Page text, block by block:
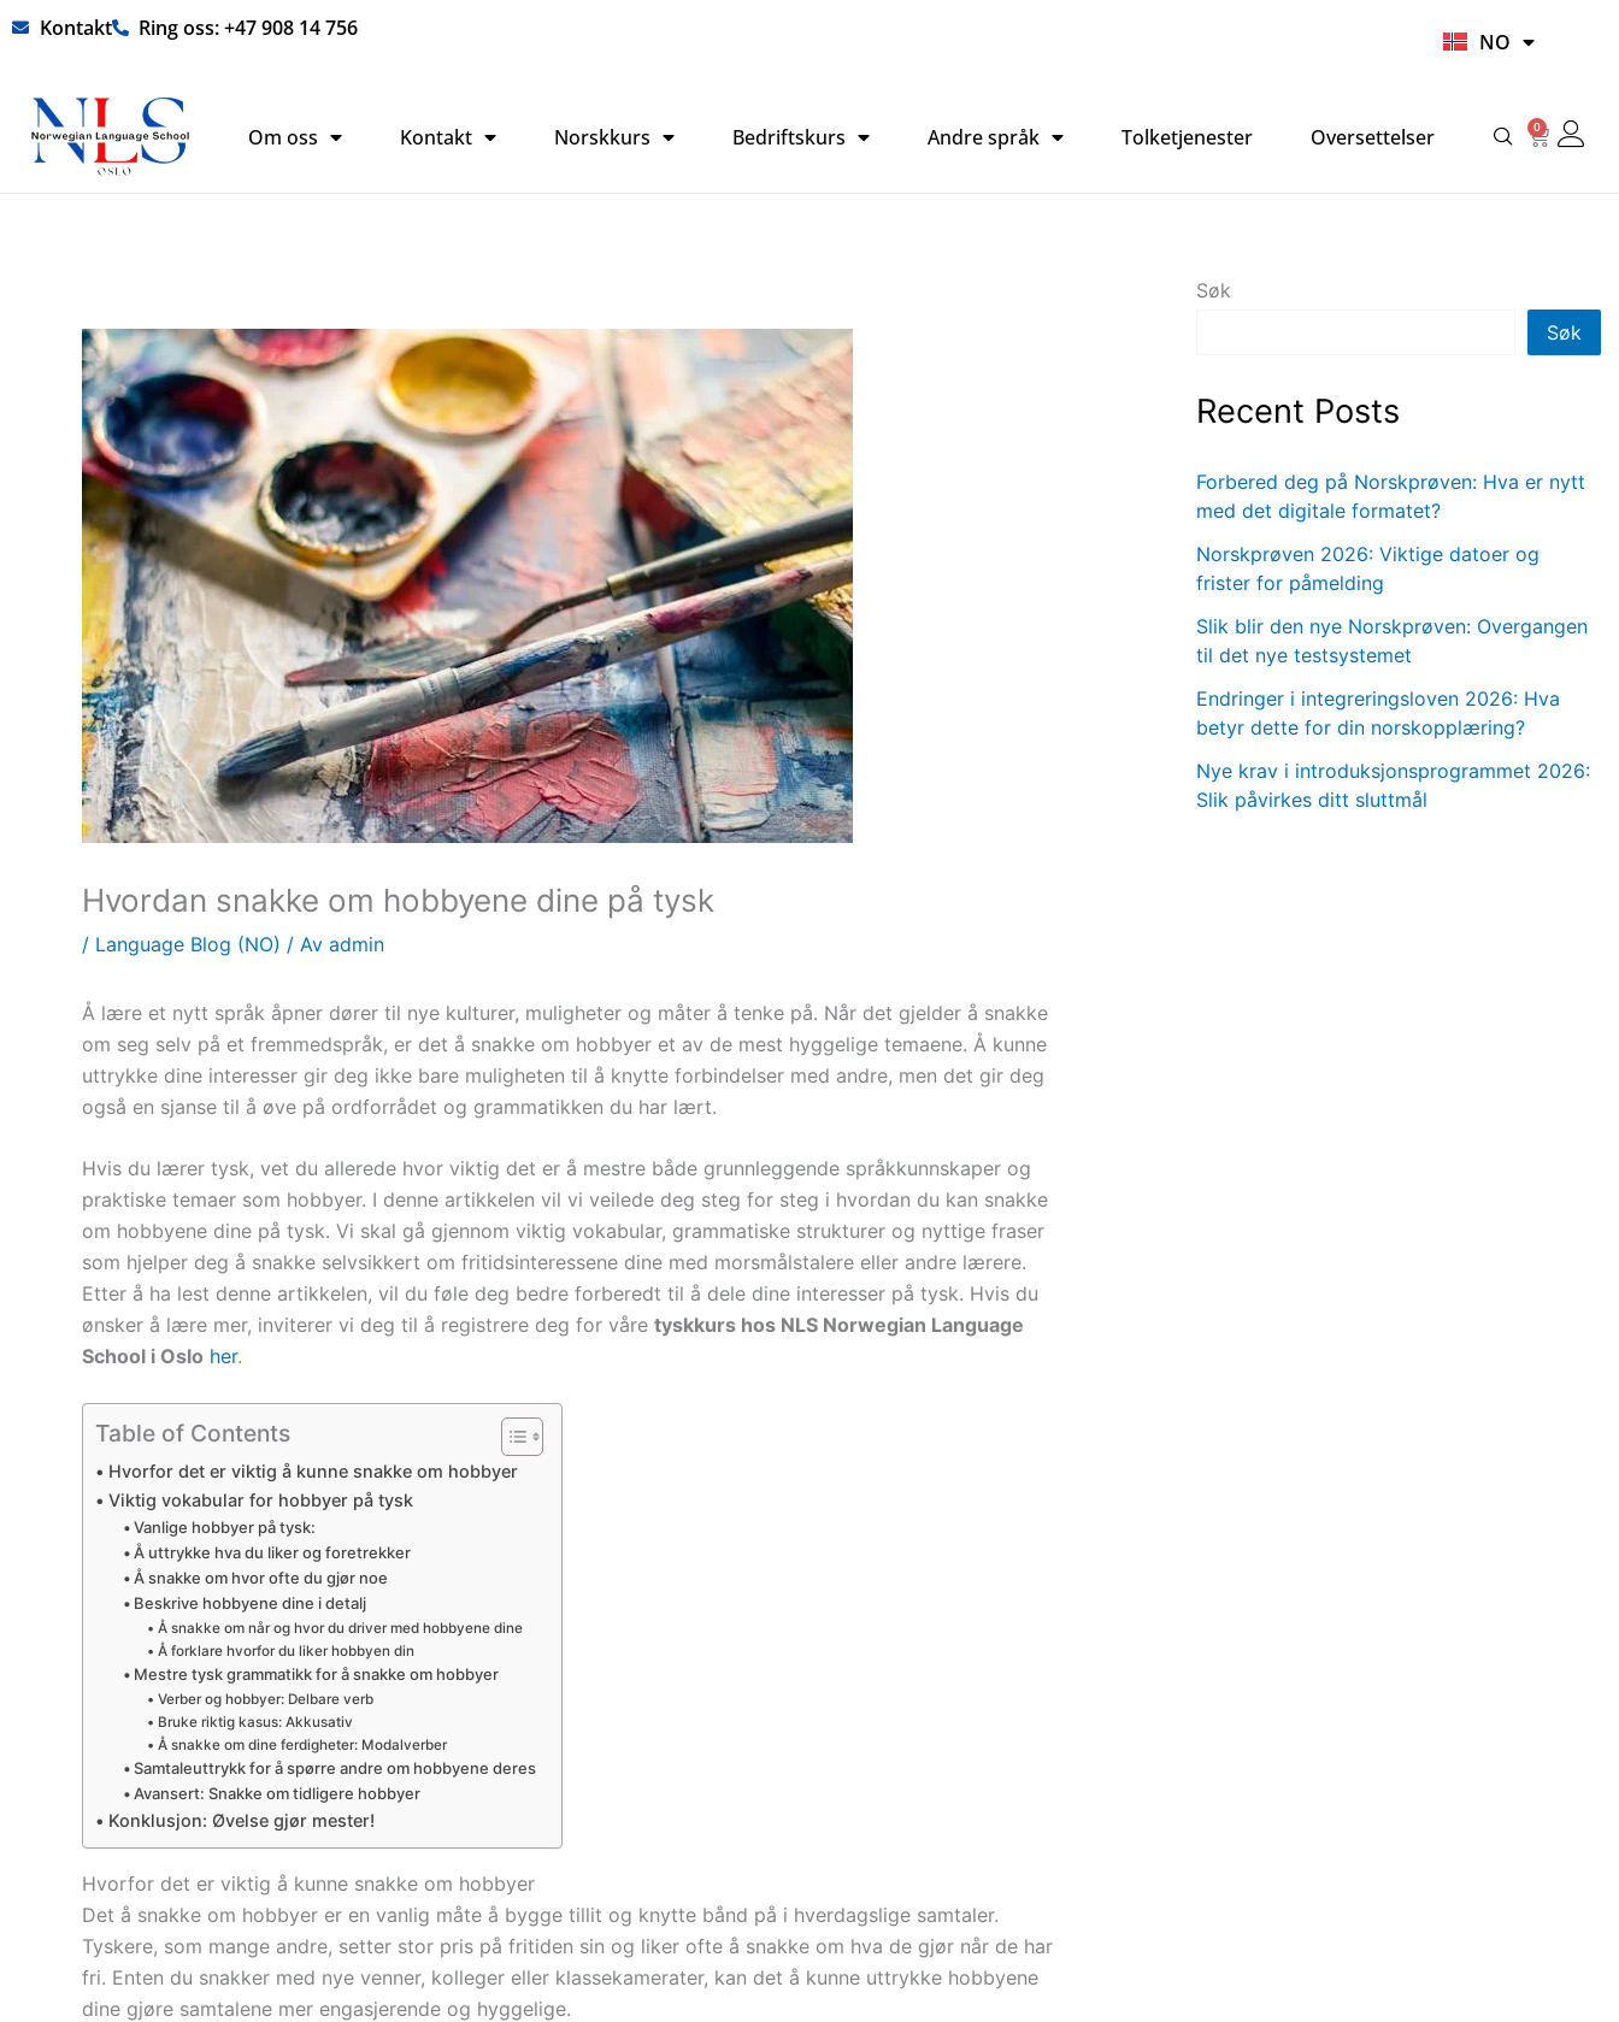
Hopp
innholdet
Kontakt Ring oss: +47 908 14 756
NO
HI
Om oss Kontakt Norskkurs Bedriftskurs Andre språk Tolketjenester Oversettelser 0
Hvordan snakke om hobbyene dine på tysk
/ Language Blog (NO) / Av admin
Å lære et nytt språk åpner dører til nye kulturer, muligheter og måter å tenke på. Når det gjelder å snakke
om seg selv på et fremmedspråk, er det å snakke om hobbyer et av de mest hyggelige temaene. Å kunne
uttrykke dine interesser gir deg ikke bare muligheten til å knytte forbindelser med andre, men det gir deg
også en sjanse til å øve på ordforrådet og grammatikken du har lært.
Hvis du lærer tysk, vet du allerede hvor viktig det er å mestre både grunnleggende språkkunnskaper og
praktiske temaer som hobbyer. I denne artikkelen vil vi veilede deg steg for steg i hvordan du kan snakke
om hobbyene dine på tysk. Vi skal gå gjennom viktig vokabular, grammatiske strukturer og nyttige fraser
som hjelper deg å snakke selvsikkert om fritidsinteressene dine med morsmålstalere eller andre lærere.
Etter å ha lest denne artikkelen, vil du føle deg bedre forberedt til å dele dine interesser på tysk. Hvis du
ønsker å lære mer, inviterer vi deg til å registrere deg for våre tyskkurs hos NLS Norwegian Language
School i Oslo her.
Table of Contents
Hvorfor det er viktig å kunne snakke om hobbyer
Viktig vokabular for hobbyer på tysk
Vanlige hobbyer på tysk:
Å uttrykke hva du liker og foretrekker
Å snakke om hvor ofte du gjør noe
Beskrive hobbyene dine i detalj
Å snakke om når og hvor du driver med hobbyene dine
Å forklare hvorfor du liker hobbyen din
Mestre tysk grammatikk for å snakke om hobbyer
Verber og hobbyer: Delbare verb
Bruke riktig kasus: Akkusativ
Å snakke om dine ferdigheter: Modalverber
Samtaleuttrykk for å spørre andre om hobbyene deres
Avansert: Snakke om tidligere hobbyer
Konklusjon: Øvelse gjør mester!
Hvorfor det er viktig å kunne snakke om hobbyer
Det å snakke om hobbyer er en vanlig måte å bygge tillit og knytte bånd på i hverdagslige samtaler.
Tyskere, som mange andre, setter stor pris på fritiden sin og liker ofte å snakke om hva de gjør når de har
fri. Enten du snakker med nye venner, kolleger eller klassekamerater, kan det å kunne uttrykke hobbyene
dine gjøre samtalene mer engasjerende og hyggelige.
Søk
Søk
Recent Posts
Forbered deg på Norskprøven: Hva er nytt
med det digitale formatet?
Norskprøven 2026: Viktige datoer og
frister for påmelding
Slik blir den nye Norskprøven: Overgangen
til det nye testsystemet
Endringer i integreringsloven 2026: Hva
betyr dette for din norskopplæring?
Nye krav i introduksjonsprogrammet 2026:
Slik påvirkes ditt sluttmål